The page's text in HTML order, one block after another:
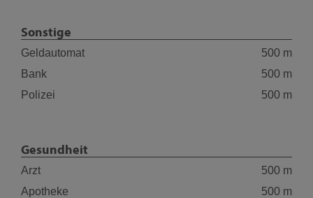
Sonstige
Geldautomat
500 m
Bank
500 m
Polizei
500 m
Gesundheit
Arzt
500 m
Apotheke
500 m